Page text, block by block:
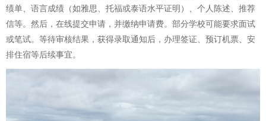
绩单、语言成绩（如雅思、托福或泰语水平证明）、个人陈述、推荐
信等。然后，在线提交申请，并缴纳申请费。部分学校可能要求面试
或笔试。等待审核结果，获得录取通知后，办理签证、预订机票、安
排住宿等后续事宜。